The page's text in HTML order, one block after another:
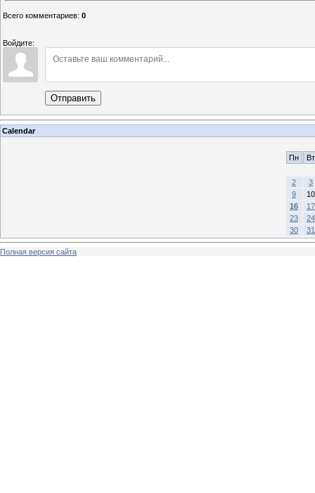
Всего комментариев: 0
Войдите:
Отправить
Calendar
Пн Вт
2
3
9
10
16
17
23
24
30
31
Полная версия сайта